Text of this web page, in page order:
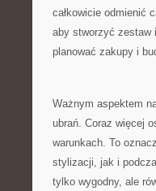
całkowicie odmienić
aby stworzyć zestaw
planować zakupy i
Ważnym aspektem
ubrań. Coraz więcej
warunkach. To
stylizacji, jak i
tylko wygodny, ale